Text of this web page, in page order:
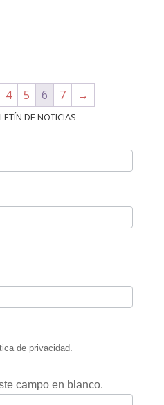
4 5 6 7 →
DE NOTICIAS
de privacidad.
campo en blanco.